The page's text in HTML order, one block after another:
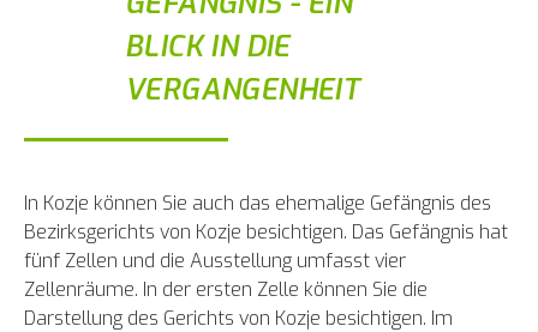
BLICK IN DIE
VERGANGENHEIT
In Kozje können Sie auch das ehemalige Gefängnis des
Bezirksgerichts von Kozje besichtigen. Das Gefängnis hat
fünf Zellen und die Ausstellung umfasst vier
Zellenräume. In der ersten Zelle können Sie die
Darstellung des Gerichts von Kozje besichtigen. Im